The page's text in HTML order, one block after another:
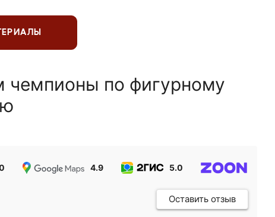
чемпионы по фигурному
4.9 5.0
Оставить отзыв